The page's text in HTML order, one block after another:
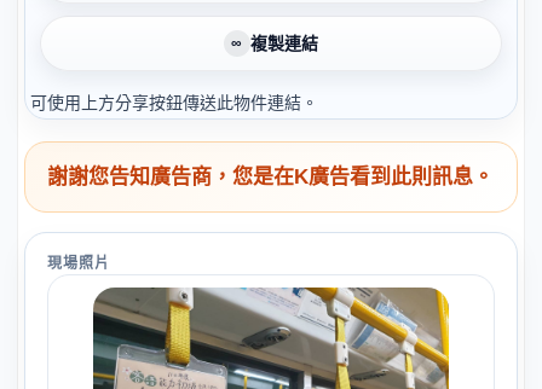
∞ 複製連結
可使用上方分享按鈕傳送此物件連結。
謝謝您告知廣告商，您是在K廣告看到此則訊息。
現場照片